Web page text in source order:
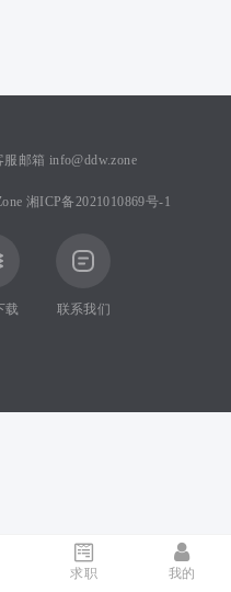
求职 我的
邮箱 info@ddw.zone
湘ICP备2021010869号-1
载 联系我们